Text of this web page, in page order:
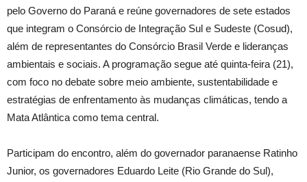
pelo Governo do Paraná e reúne governadores de sete estados
que integram o Consórcio de Integração Sul e Sudeste (Cosud),
além de representantes do Consórcio Brasil Verde e lideranças
ambientais e sociais. A programação segue até quinta-feira (21),
com foco no debate sobre meio ambiente, sustentabilidade e
estratégias de enfrentamento às mudanças climáticas, tendo a
Mata Atlântica como tema central.
Participam do encontro, além do governador paranaense Ratinho
Junior, os governadores Eduardo Leite (Rio Grande do Sul),